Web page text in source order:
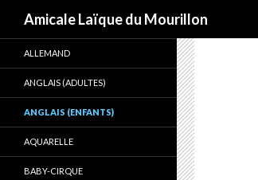
Amicale Laïque du Mourillon
ALLEMAND
ANGLAIS (ADULTES)
ANGLAIS (ENFANTS)
AQUARELLE
BABY-CIRQUE